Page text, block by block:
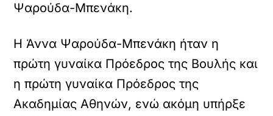
Ψαρούδα-Μπενάκη.
Η Άννα Ψαρούδα-Μπενάκη ήταν η
πρώτη γυναίκα Πρόεδρος της Βουλής και
η πρώτη γυναίκα Πρόεδρος της
Ακαδημίας Αθηνών, ενώ ακόμη υπήρξε